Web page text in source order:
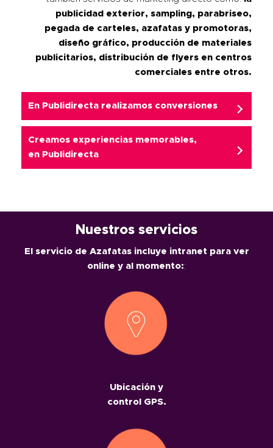
publicidad exterior, sampling, parabriseo,
pegada de carteles, azafatas y promotoras,
diseño gráfico, producción de materiales
publicitarios, distribución de flyers en centros
comerciales entre otros.
En Publidirecta realizamos conversiones
Creamos experiencias memorables,
en Publidirecta
Nuestros servicios
El servicio de Azafatas incluye intranet para ver
online y al momento::
Ubicación y
control GPS.